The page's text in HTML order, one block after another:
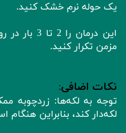
یک حوله نرم خشک کنید.
این درمان
مزمن تکرار کنید.
نکات اضافی:
توجه به لکه‌ها: زردچوبه
لکه‌دار کند، بنابراین هنگام